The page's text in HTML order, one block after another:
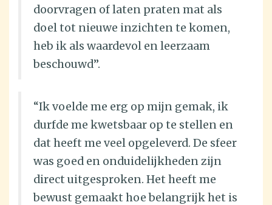
doorvragen of laten praten mat als
doel tot nieuwe inzichten te komen,
heb ik als waardevol en leerzaam
beschouwd”.
“Ik voelde me erg op mijn gemak, ik
durfde me kwetsbaar op te stellen en
dat heeft me veel opgeleverd. De sfeer
was goed en onduidelijkheden zijn
direct uitgesproken. Het heeft me
bewust gemaakt hoe belangrijk het is